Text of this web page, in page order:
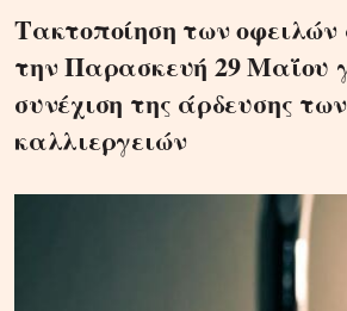
Τακτοποίηση των οφειλών
την Παρασκευή 29 Μαΐου
συνέχιση της άρδευσης των
καλλιεργειών